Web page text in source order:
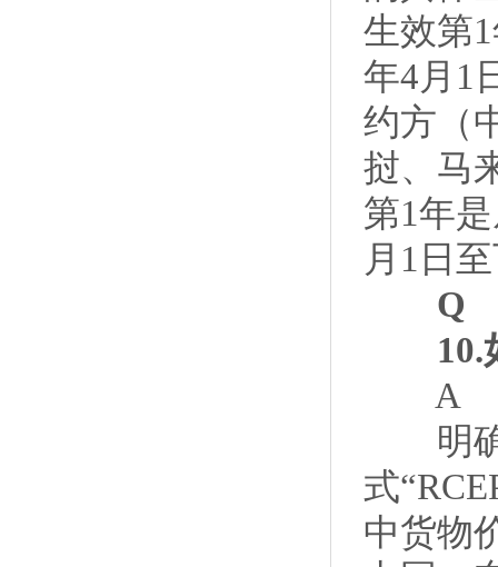
生效第
年4月1
约方（
挝、马
第1年
月1日
Q
10.如
A
明确
式
中货物